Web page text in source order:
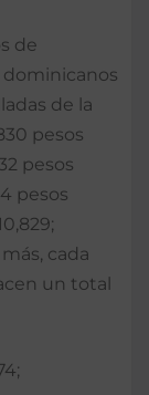
de
dominicanos
de la
pesos
pesos
pesos
cada
un total